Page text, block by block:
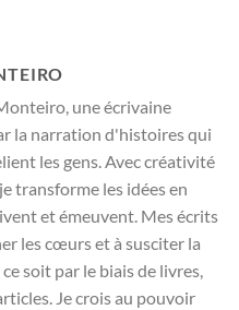
une écrivaine
la narration d'histoires qui
les gens. Avec créativité
transforme les idées en
et émeuvent. Mes écrits
les cœurs et à susciter la
soit par le biais de livres,
Je crois au pouvoir